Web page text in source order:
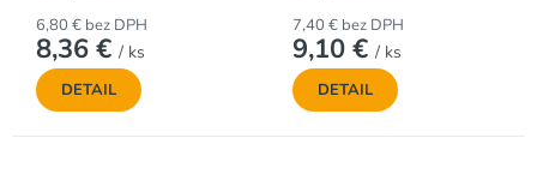
6,80 € bez DPH
8,36 € / ks
DETAIL
7,40 € bez DPH
9,10 € / ks
DETAIL